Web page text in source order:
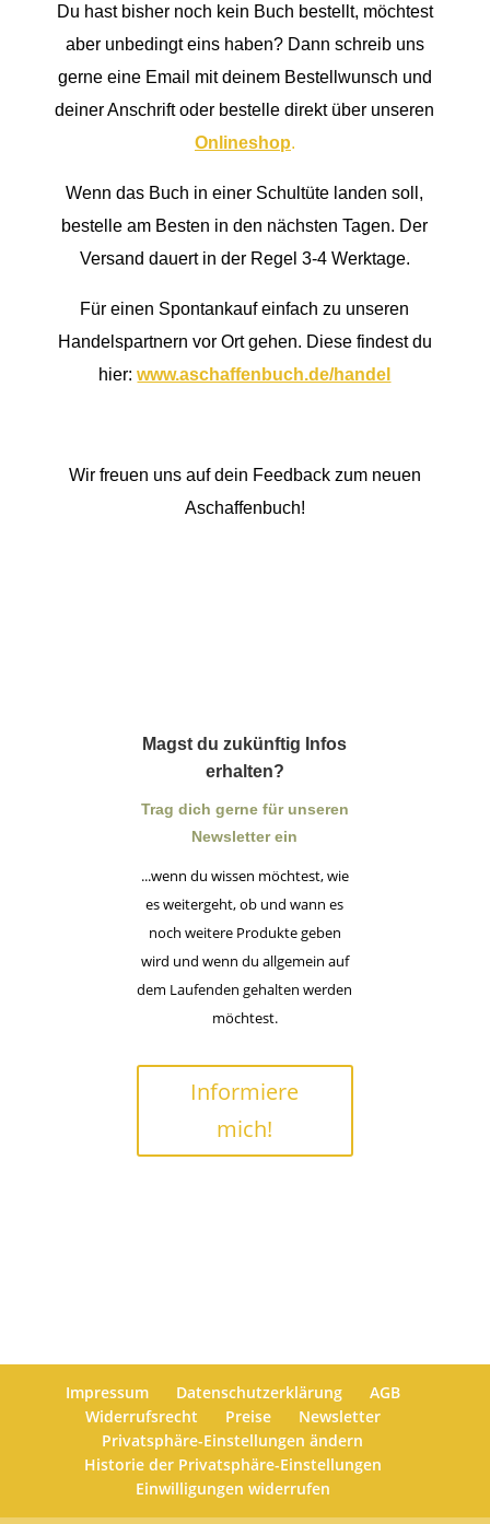
Du hast bisher noch kein Buch bestellt, möchtest
aber unbedingt eins haben? Dann schreib uns
gerne eine Email mit deinem Bestellwunsch und
deiner Anschrift oder bestelle direkt über unseren
Onlineshop.
Wenn das Buch in einer Schultüte landen soll,
bestelle am Besten in den nächsten Tagen. Der
Versand dauert in der Regel 3-4 Werktage.
Für einen Spontankauf einfach zu unseren
Handelspartnern vor Ort gehen. Diese findest du
hier:www.aschaffenbuch.de/handel
Wir freuen uns auf dein Feedback zum neuen
Aschaffenbuch!
Magst du zukünftig Infos
erhalten?
Trag dich gerne für unseren
Newsletter ein
...wenn du wissen möchtest, wie
es weitergeht, ob und wann es
noch weitere Produkte geben
wird und wenn du allgemein auf
dem Laufenden gehalten werden
möchtest.
Informiere
mich!
Impressum Datenschutzerklärung
AGB
Widerrufsrecht
Preise
Newsletter
Privatsphäre-Einstellungen ändern
Historie der Privatsphäre-Einstellungen
Einwilligungen widerrufen